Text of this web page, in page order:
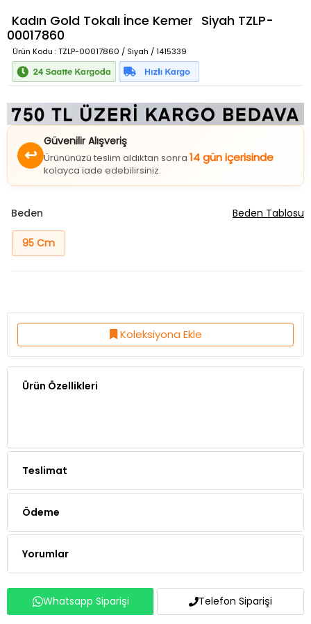
Kadın Gold Tokalı İnce Kemer Siyah TZLP-
00017860
Ürün Kodu : TZLP-00017860 / Siyah / 1415339
Güvenilir Alışveriş
Ürününüzü teslim aldıktan sonra
kolayca iade edebilirsiniz.
95 Cm
Koleksiyona Ekle
Ürün Özellikleri
Teslimat
Ödeme
Yorumlar